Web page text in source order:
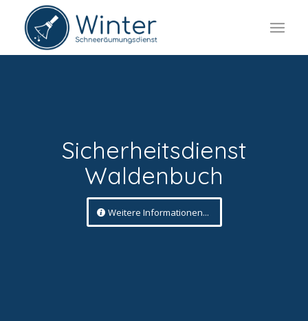
Sicherheitsdienst
Waldenbuch
Weitere Informationen...